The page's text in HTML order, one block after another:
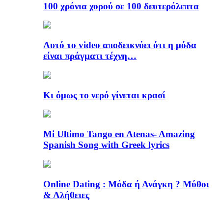
100 χρόνια χορού σε 100 δευτερόλεπτα
Αυτό το video αποδεικνύει ότι η μόδα
είναι πράγματι τέχνη…
Κι όμως το νερό γίνεται κρασί
Mi Ultimo Tango en Atenas- Amazing
Spanish Song with Greek lyrics
Online Dating : Μόδα ή Ανάγκη ? Μύθοι
& Αλήθειες